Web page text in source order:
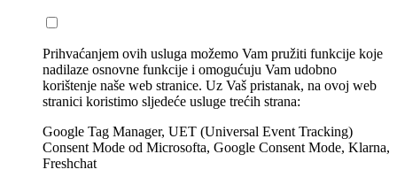
Prihvaćanjem ovih usluga možemo Vam pružiti funkcije koje
nadilaze osnovne funkcije i omogućuju Vam udobno
korištenje naše web stranice. Uz Vaš pristanak, na ovoj web
stranici koristimo sljedeće usluge trećih strana:
Google Tag Manager, UET (Universal Event Tracking)
Consent Mode od Microsofta, Google Consent Mode, Klarna,
Freshchat